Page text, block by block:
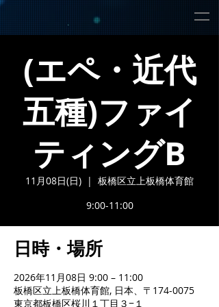
(エペ・近代
五種)ファイ
ティングB
11月08日(日)
  |
板橋区立上板橋体育館
9:00-11:00
日時・場所
2026年11月08日 9:00 – 11:00
板橋区立上板橋体育館, 日本、〒174-0075
東京都板橋区桜川１丁目３−１